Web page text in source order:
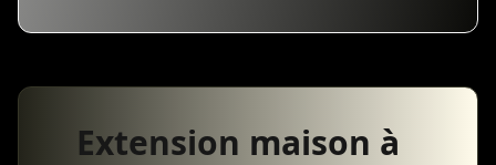
Extension maison à